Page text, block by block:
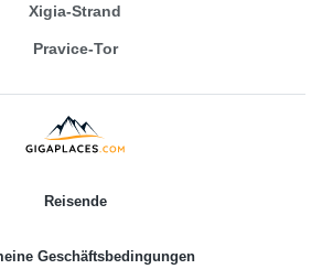
Xigia-Strand
Pravice-Tor
Reisende
Geschäftsbedingungen